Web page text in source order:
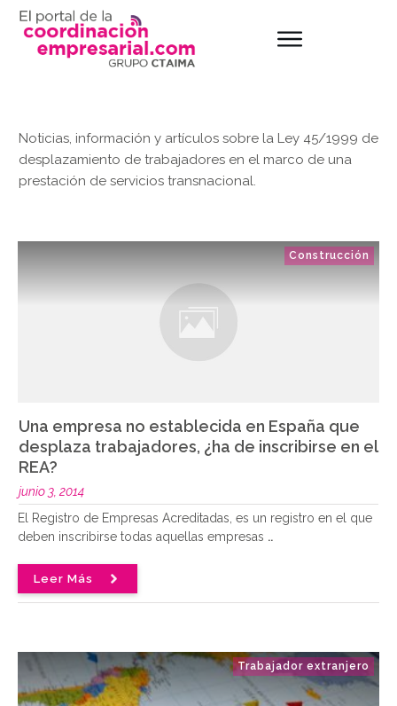
Noticias, información y artículos sobre la Ley 45/1999 de
desplazamiento de trabajadores en el marco de una
prestación de servicios transnacional.
Construcción
Una empresa no establecida en España que
desplaza trabajadores, ¿ha de inscribirse en el
REA?
junio 3, 2014
El Registro de Empresas Acreditadas, es un registro en el que
deben inscribirse todas aquellas empresas ..
Leer Más
Trabajador extranjero